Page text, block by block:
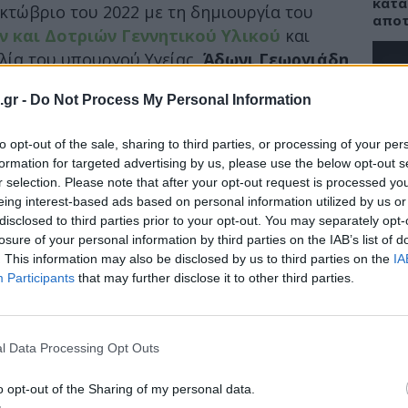
- Do Not Process My Personal Information
opt-out of the sale, sharing to third parties, or processing of your
for targeted advertising by us, please use the below opt-out
selection. Please note that after your opt-out request is processed
interest-based ads based on personal information utilized by us
to third parties prior to your opt-out. You may separately
of your personal information by third parties on the IAB’s list of
This information may also be disclosed by us to third parties on the
Participants that may further disclose it to other third parties.
Data Processing Opt Outs
opt-out of the Sharing of my personal data.
του 2022 με τη δημιουργία του
Δοτριών Γεννητικού Υλικού και
του υπουργού Υγείας,Άδωνι Γεωργιάδη
από την Ολομέλεια της Βουλής στα
περίπου12.000 ζευγάρια και
εδώ και ενάμιση χρόνο με “δεμένα
τα έμβρυά τους για την
της Ελληνικής Εταιρείας
Διευθυντής της Κλινικής
στο
55 του νόμου 5102/2024 (ΦΕΚ 55/Α/13-4-
στη Βουλή.
το
στη